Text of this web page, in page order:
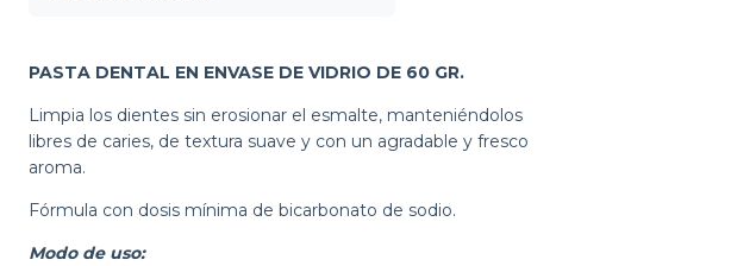
PASTA DENTAL EN ENVASE DE VIDRIO DE 60 GR.
Limpia los dientes sin erosionar el esmalte, manteniéndolos
libres de caries, de textura suave y con un agradable y fresco
aroma.
Fórmula con dosis mínima de bicarbonato de sodio.
Modo de uso: